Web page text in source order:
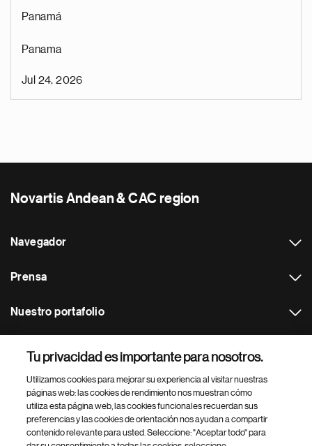
Panamá
Panama
Jul 24, 2026
Novartis Andean & CAC region
Navegador
Prensa
Nuestro portafolio
Footer Site Search
Tu privacidad es importante para nosotros.
Utilizamos cookies para mejorar su experiencia al visitar nuestras
páginas web: las cookies de rendimiento nos muestran cómo
utiliza esta página web, las cookies funcionales recuerdan sus
preferencias y las cookies de orientación nos ayudan a compartir
contenido relevante para usted. Seleccione: "Aceptar todo" para